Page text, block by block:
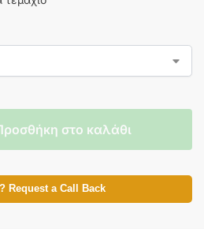
στο καλάθι
Request a Call Back